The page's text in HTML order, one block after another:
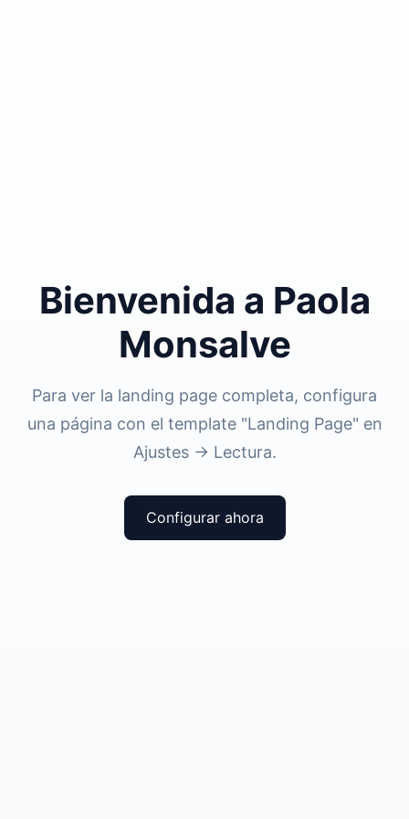
Bienvenida a Paola
Monsalve
Para ver la landing page completa, configura
una página con el template "Landing Page" en
Ajustes → Lectura.
Configurar ahora